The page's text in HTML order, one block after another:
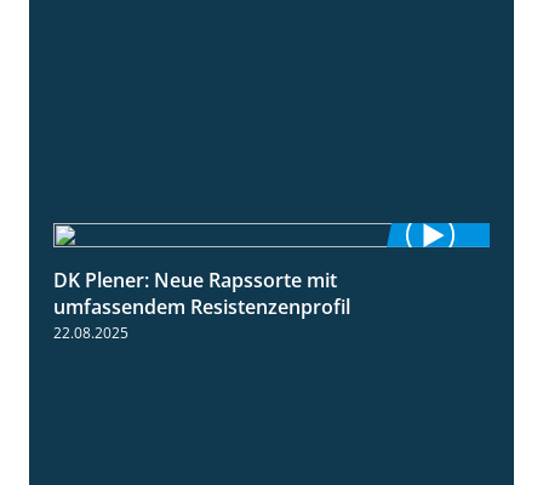
DK Plener: Neue Rapssorte mit
umfassendem Resistenzenprofil
22.08.2025